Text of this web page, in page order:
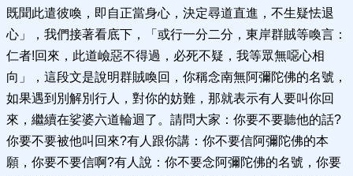
既聞此遣彼喚，即自正當身心，決定尋道直進，不生疑怯退
心」，我們接著看底下，「或行一分二分，東岸群賊等喚言：
仁者!回來，此道嶮惡不得過，必死不疑，我等眾無噁心相
向」，這段文是說明群賊喚回，你稱念南無阿彌陀佛的名號，
如果遇到別解別行人，對你的妨難，那就表示有人要叫你回
來，繼續在娑婆六道輪迴了。請問大家：你要不要聽他的話?
你要不要被他叫回來?有人跟你講：你不要信阿彌陀佛的本
願，你要不要信啊?有人說：你不要念阿彌陀佛的名號，你要